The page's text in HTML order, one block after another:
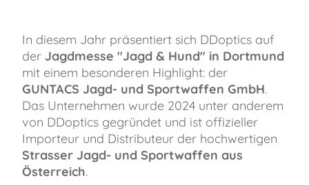
In diesem Jahr präsentiert sich DDoptics auf
der Jagdmesse "Jagd & Hund" in Dortmund
mit einem besonderen Highlight: der
GUNTACS Jagd- und Sportwaffen GmbH.
Das Unternehmen wurde 2024 unter anderem
von DDoptics gegründet und ist offizieller
Importeur und Distributeur der hochwertigen
Strasser Jagd- und Sportwaffen aus
Österreich.